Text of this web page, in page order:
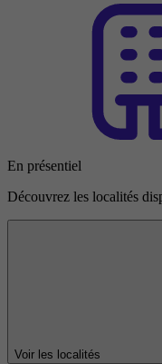
En présentiel
Découvrez les localités
Voir les localités